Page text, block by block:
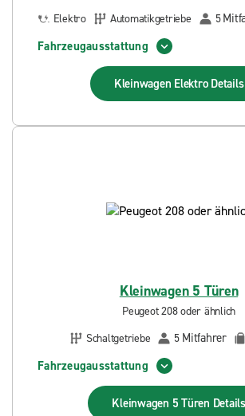
Elektro
Automatikgetriebe 5
Fahrzeugausstattung
Kleinwagen Elektro Details
Kleinwagen 5 Türen
Peugeot 208 oder ähnlich
Schaltgetriebe
5 Mitfahrer
Fahrzeugausstattung
Kleinwagen 5 Türen Details